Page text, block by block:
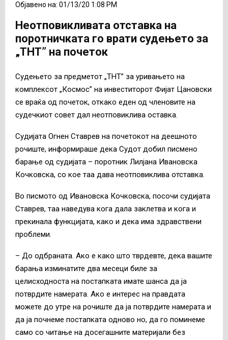
Објавено на: 01/13/20 1:08 PM
Неотповикливата отставка на
поротничката го врати судењето за
„ТНТ” на почеток
Судењето за предметот „ТНТ” за уривањето на
комплексот „Космос” на инвеститорот Фијат Цановски
се враќа од почеток, откако еден од членовите на
судечкиот совет дал неотповиклива оставка.
Судијата Огнен Ставрев на почетокот на деешното
рочиште, информираше дека Судот добил писмено
барање од судијата – поротник Лилјана Ивановска
Кочковска, со кое таа дава неотповиклива отставка.
Во писмото од Ивановска Кочковска, посочи судијата
Ставрев, таа наведува кога дала заклетва и кога и
прекинала функцијата, како и дека има здравствени
проблеми.
– До одбраната. Ако е како што тврдевте, дека вашите
барања изминатите два месеци биле за
целисходноста на постапката имате шанса да ја
потврдите намерата. Ако е интерес на правдата
можете до утре на рочиште да ја потврдите намерата и
да ја почнеме постапката одново но, да го поминеме
само со читање на досегашните материјали без